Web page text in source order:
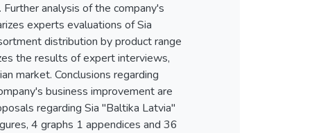
analysis of the company's
experts evaluations of Sia
distribution by product range
the results of expert interviews,
market. Conclusions regarding
business improvement are
regarding Sia "Baltika Latvia"
4 graphs 1 appendices and 36